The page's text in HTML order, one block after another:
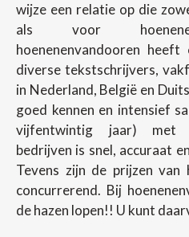
wijze een relatie op die
als voor
hoenenenvandooren
diverse tekstschrijvers,
in Nederland, België en
goed kennen en intensief
vijfentwintig jaar) met
bedrijven is snel, accuraat
Tevens zijn de prijzen van
concurrerend. Bij
de hazen lopen!! U kunt